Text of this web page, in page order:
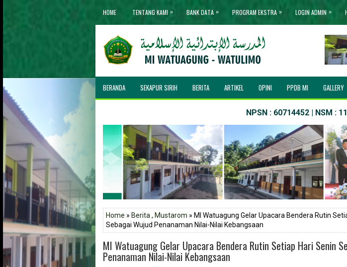
HOME TENTANG KAMI » BANK DATA » PROGRAM EKSTRA » LOGIN ADMIN »
BERANDA SEKAPUR SIRIH BERITA ARTIKEL OPINI PPDB MI GALLERY
NPSN : 60714452 | NSM :
Home » Berita , Mustarom » MI Watuagung Gelar Upacara Bendera Rutin
Sebagai Wujud Penanaman Nilai-Nilai Kebangsaan
MI Watuagung Gelar Upacara Bendera Rutin Setiap Hari Senin
Penanaman Nilai-Nilai Kebangsaan